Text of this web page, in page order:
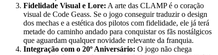
Fidelidade Visual e Lore: A arte das CLAMP é o coração
visual de Code Geass. Se o jogo conseguir traduzir o design
dos mechas e a estética dos pilotos com fidelidade, ele já terá
metade do caminho andado para conquistar os fãs nostálgicos
que aguardam qualquer novidade relevante da franquia.
Integração com o 20º Aniversário: O jogo não chega